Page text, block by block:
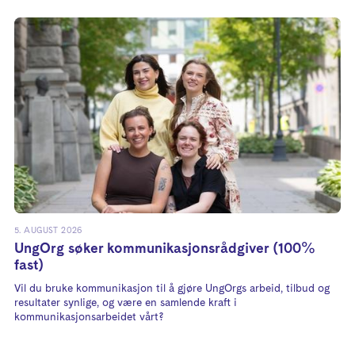
5. AUGUST 2026
UngOrg søker kommunikasjonsrådgiver (100%
fast)
Vil du bruke kommunikasjon til å gjøre UngOrgs arbeid, tilbud og
resultater synlige, og være en samlende kraft i
kommunikasjonsarbeidet vårt?